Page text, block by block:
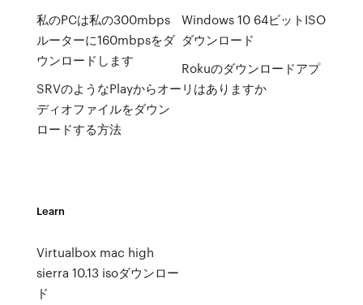
私のPCは私の300mbps
ルーターに160mbpsをダ
ウンロードします
SRVのようなPlayからオー
ディオファイルをダウン
ロードする方法
Windows 10 64ビットISO
ダウンロード
Rokuのダウンロードアプ
リはありますか
Learn
Virtualbox mac high
sierra 10.13 isoダウンロー
ド